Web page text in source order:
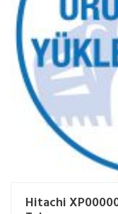
Hitachi